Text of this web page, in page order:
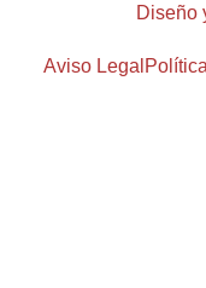
Diseño
Aviso Legal